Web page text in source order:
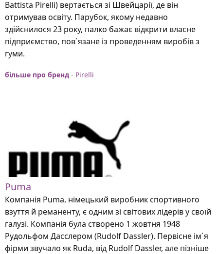
Battista Pirelli) вертається зі Швейцарії, де він
отримував освіту. Парубок, якому недавно
здійснилося 23 року, палко бажає відкрити власне
підприємство, пов`язане із проведенням виробів з
гуми.
більше про бренд - Pirelli
Puma
Компанія Puma, німецький виробник спортивного
взуття й реманенту, є одним зі світових лідерів у своїй
галузі. Компанія була створено 1 жовтня 1948
Рудольфом Дасслером (Rudolf Dassler). Первісне ім`я
фірми звучало як Rudа, від Rudolf Dassler, але пізніше